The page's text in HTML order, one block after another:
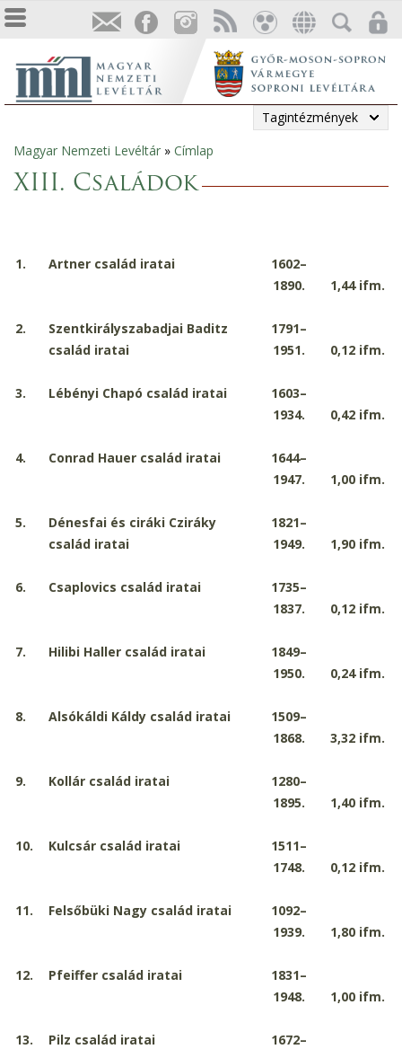
Tagintézmények
Jelenlegi
hely
Magyar Nemzeti Levéltár » Címlap
XIII. Családok
1. Artner család iratai
1602–
1890.
1,44 ifm.
2.
Szentkirályszabadjai Baditz
család iratai
1791–
1951.
0,12 ifm.
3. Lébényi Chapó család iratai
1603–
1934.
0,42 ifm.
4. Conrad Hauer család iratai
1644–
1947.
1,00 ifm.
5.
Dénesfai és ciráki Cziráky
család iratai
1821–
1949.
1,90 ifm.
6. Csaplovics család iratai
1735–
1837.
0,12 ifm.
7. Hilibi Haller család iratai
1849–
1950.
0,24 ifm.
8. Alsókáldi Káldy család iratai
1509–
1868.
3,32 ifm.
9. Kollár család iratai
1280–
1895.
1,40 ifm.
10. Kulcsár család iratai
1511–
1748.
0,12 ifm.
11. Felsőbüki Nagy család iratai
1092–
1939.
1,80 ifm.
12. Pfeiffer család iratai
1831–
1948.
1,00 ifm.
13. Pilz család iratai
1672–